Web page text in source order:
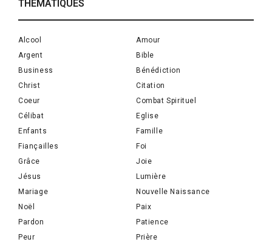
THÉMATIQUES
Alcool
Amour
Argent
Bible
Business
Bénédiction
Christ
Citation
Coeur
Combat Spirituel
Célibat
Eglise
Enfants
Famille
Fiançailles
Foi
Grâce
Joie
Jésus
Lumière
Mariage
Nouvelle Naissance
Noël
Paix
Pardon
Patience
Peur
Prière